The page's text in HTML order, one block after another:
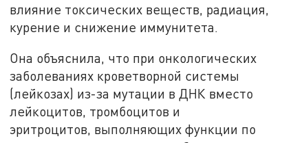
влияние токсических веществ, радиация,
курение и снижение иммунитета.
Она объяснила, что при онкологических
заболеваниях кроветворной системы
(лейкозах) из-за мутации в ДНК вместо
лейкоцитов, тромбоцитов и
эритроцитов, выполняющих функции по